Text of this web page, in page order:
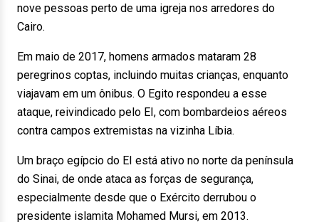
nove pessoas perto de uma igreja nos arredores do
Cairo.
Em maio de 2017, homens armados mataram 28
peregrinos coptas, incluindo muitas crianças, enquanto
viajavam em um ônibus. O Egito respondeu a esse
ataque, reivindicado pelo EI, com bombardeios aéreos
contra campos extremistas na vizinha Líbia.
Um braço egípcio do EI está ativo no norte da península
do Sinai, de onde ataca as forças de segurança,
especialmente desde que o Exército derrubou o
presidente islamita Mohamed Mursi, em 2013.